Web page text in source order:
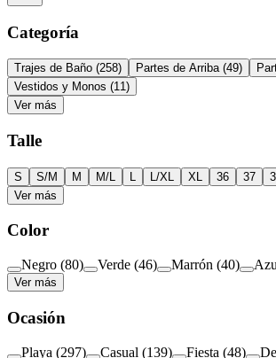
Categoría
Trajes de Baño (258) Partes de Arriba (49)
Vestidos y Monos (11)
Ver más
Talle
S S/M M M/L L/XL XL 36 37
Ver más
Color
Negro (80) Verde (46) Marrón (40)
Ver más
Ocasión
Playa (297) Casual (139) Fiesta (48)